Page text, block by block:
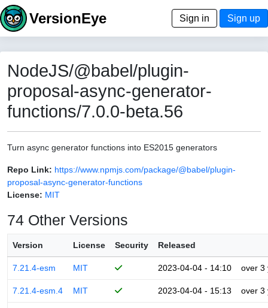
VersionEye Sign in Sign up
NodeJS/@babel/plugin-
proposal-async-generator-
functions/7.0.0-beta.56
Turn async generator functions into ES2015 generators
Repo Link: https://www.npmjs.com/package/@babel/plugin-
proposal-async-generator-functions
License: MIT
74 Other Versions
Version License Security Released
7.21.4-esm MIT 2023-04-04 - 14:10 over 3
7.21.4-esm.4 MIT 2023-04-04 - 15:13 over 3